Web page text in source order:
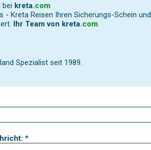
bei kreta.com
- Kreta Reisen Ihren Sicherungs-Schein
Ihr Team von kreta.com
Spezialist seit 1989.
*